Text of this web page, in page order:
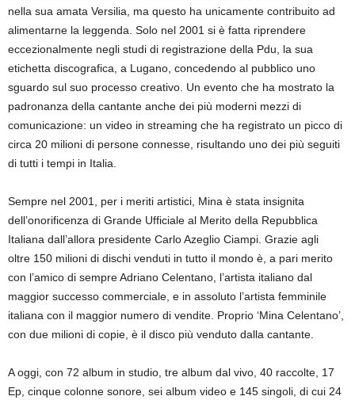
nella sua amata Versilia, ma questo ha unicamente contribuito ad
alimentarne la leggenda. Solo nel 2001 si è fatta riprendere
eccezionalmente negli studi di registrazione della Pdu, la sua
etichetta discografica, a Lugano, concedendo al pubblico uno
sguardo sul suo processo creativo. Un evento che ha mostrato la
padronanza della cantante anche dei più moderni mezzi di
comunicazione: un video in streaming che ha registrato un picco di
circa 20 milioni di persone connesse, risultando uno dei più seguiti
di tutti i tempi in Italia.
Sempre nel 2001, per i meriti artistici, Mina è stata insignita
dell’onorificenza di Grande Ufficiale al Merito della Repubblica
Italiana dall’allora presidente Carlo Azeglio Ciampi. Grazie agli
oltre 150 milioni di dischi venduti in tutto il mondo è, a pari merito
con l’amico di sempre Adriano Celentano, l’artista italiano dal
maggior successo commerciale, e in assoluto l’artista femminile
italiana con il maggior numero di vendite. Proprio ‘Mina Celentano’,
con due milioni di copie, è il disco più venduto dalla cantante.
A oggi, con 72 album in studio, tre album dal vivo, 40 raccolte, 17
Ep, cinque colonne sonore, sei album video e 145 singoli, di cui 24